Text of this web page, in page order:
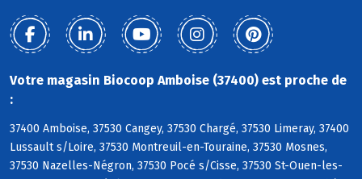
Votre magasin Biocoop Amboise (37400) est proche de
:
37400 Amboise, 37530 Cangey, 37530 Chargé, 37530 Limeray, 37400
Lussault s/Loire, 37530 Montreuil-en-Touraine, 37530 Mosnes,
37530 Nazelles-Négron, 37530 Pocé s/Cisse, 37530 St-Ouen-les-